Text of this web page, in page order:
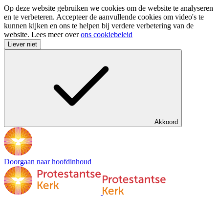
Op deze website gebruiken we cookies om de website te analyseren
en te verbeteren. Accepteer de aanvullende cookies om video's te
kunnen kijken en ons te helpen bij verdere verbetering van de
website. Lees meer overons cookiebeleid
Liever niet
Akkoord
Doorgaan naar hoofdinhoud